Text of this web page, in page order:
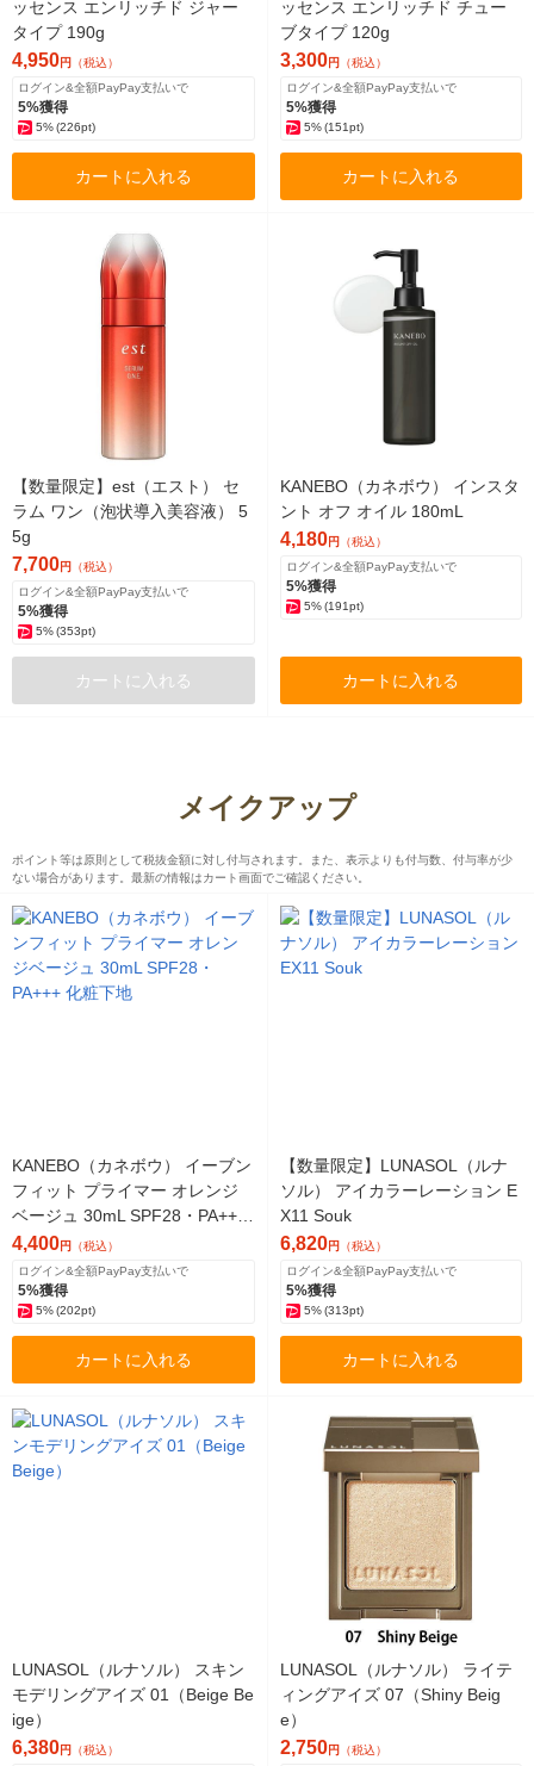
ッセンス エンリッチド ジャー
タイプ 190g
4,950円 （税込）
ログイン&全額PayPay支払いで
5%獲得
5%(226pt)
カートに入れる
ッセンス エンリッチド チュー
ブタイプ 120g
3,300円 （税込）
ログイン&全額PayPay支払いで
5%獲得
5% (151pt)
カートに入れる
【数量限定】est（エスト） セ
ラム ワン（泡状導入美容液） 5
5g
7,700円 （税込）
ログイン&全額PayPay支払いで
5%獲得
5%(353pt)
カートに入れる
KANEBO（カネボウ） インスタ
ント オフ オイル 180mL
4,180円 （税込）
ログイン&全額PayPay支払いで
5%獲得
5% (191pt)
カートに入れる
メイクアップ
ポイント等は原則として税抜金額に対し付与されます。また、表示よりも付与数、付与率が少
ない場合があります。最新の情報はカート画面でご確認ください。
KANEBO（カネボウ） イーブン
フィット プライマー オレンジ
ベージュ 30mL SPF28・PA+++
化粧下地
4,400円 （税込）
ログイン&全額PayPay支払いで
5%獲得
5%(202pt)
カートに入れる
【数量限定】LUNASOL（ルナ
ソル） アイカラーレーション E
X11 Souk
6,820円 （税込）
ログイン&全額PayPay支払いで
5%獲得
5% (313pt)
カートに入れる
LUNASOL（ルナソル） スキン
モデリングアイズ 01（Beige Be
ige）
6,380円 （税込）
LUNASOL（ルナソル） ライテ
ィングアイズ 07（Shiny Beig
e）
2,750円 （税込）